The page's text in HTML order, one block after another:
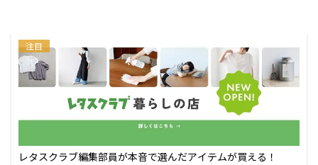
注目
レタスクラブ編集部員が本音で選んだアイテムが買える！